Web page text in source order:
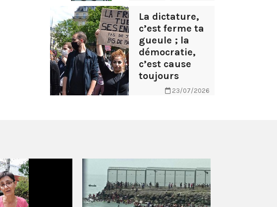
La dictature,
c’est ferme ta
gueule ; la
démocratie,
c’est cause
toujours
23/07/2026